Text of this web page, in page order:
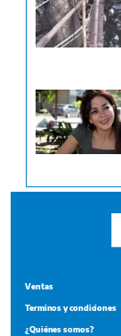
Ventas
Terminos y condiciones
¿Quiénes somos?